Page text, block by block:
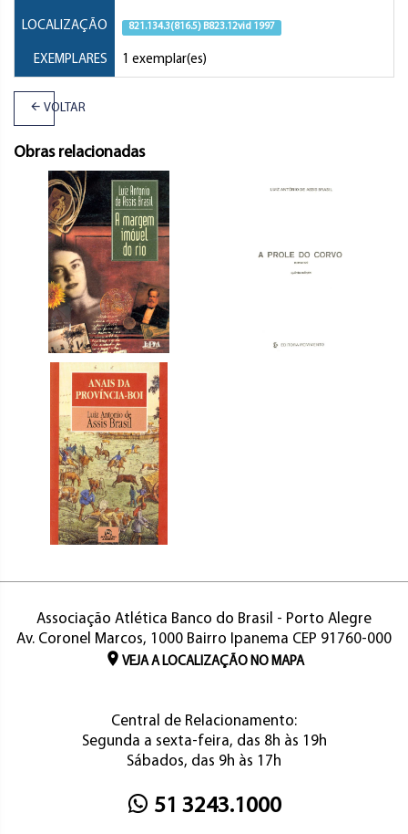
LOCALIZAÇÃO 821.134.3(816.5) B823.12vid 1997
EXEMPLARES 1 exemplar(es)
VOLTAR
Obras relacionadas
Associação Atlética Banco do Brasil - Porto Alegre
Av. Coronel Marcos, 1000 Bairro Ipanema CEP 91760-000
VEJA A LOCALIZAÇÃO NO MAPA
Central de Relacionamento:
Segunda a sexta-feira, das 8h às 19h
Sábados, das 9h às 17h
51 3243.1000